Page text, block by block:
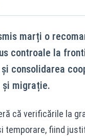
marți o
controale la
consolidarea
migrație.
că verificările la
temporare, fiind